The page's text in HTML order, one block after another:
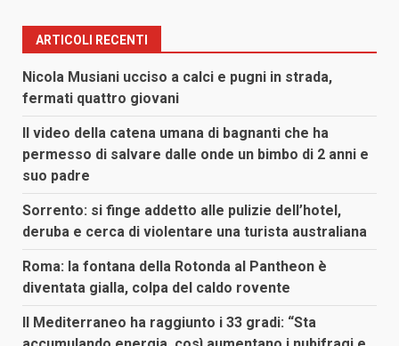
ARTICOLI RECENTI
Nicola Musiani ucciso a calci e pugni in strada,
fermati quattro giovani
Il video della catena umana di bagnanti che ha
permesso di salvare dalle onde un bimbo di 2 anni e
suo padre
Sorrento: si finge addetto alle pulizie dell’hotel,
deruba e cerca di violentare una turista australiana
Roma: la fontana della Rotonda al Pantheon è
diventata gialla, colpa del caldo rovente
Il Mediterraneo ha raggiunto i 33 gradi: “Sta